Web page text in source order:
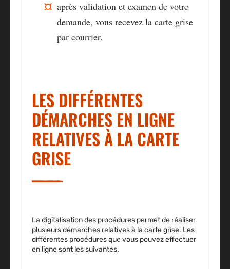
après validation et examen de votre
demande, vous recevez la carte grise
par courrier.
LES DIFFÉRENTES
DÉMARCHES EN LIGNE
RELATIVES À LA CARTE
GRISE
La digitalisation des procédures permet de réaliser
plusieurs démarches relatives à la carte grise. Les
différentes procédures que vous pouvez effectuer
en ligne sont les suivantes.